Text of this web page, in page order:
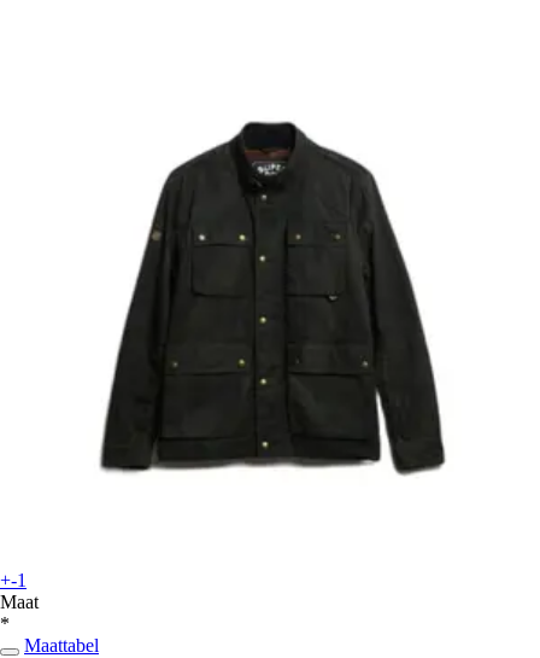
+-1
Maat
*
Maattabel